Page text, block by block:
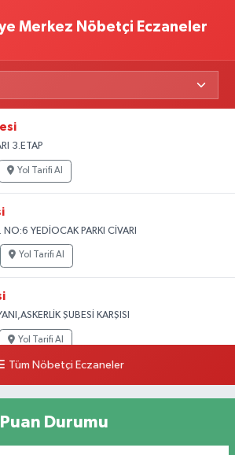
Merkez Nöbetçi Eczaneler
3.ETAP
Yol Tarifi Al
YEDİOCAK PARKI CİVARI
Yol Tarifi Al
ŞUBESİ KARŞISI
Yol Tarifi Al
Tüm Nöbetçi Eczaneler
Durumu